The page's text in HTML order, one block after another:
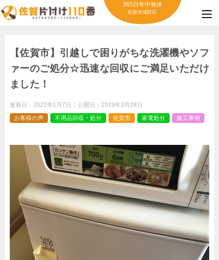
365日年中無休
佐賀全域対応
【佐賀市】引越しで困りがちな洗濯機やソフ
ァーのご処分☆迅速な回収にご満足いただけ
ました！
更新日： 2022年1月7日 公開日： 2019年3月28日
お客様の声
不用品回収・処分 佐賀市 家電処分 施工事例